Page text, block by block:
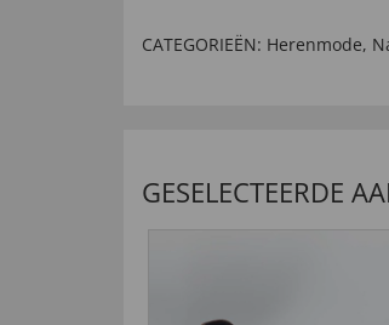
CATEGORIEËN: Herenmode,
GESELECTEERDE